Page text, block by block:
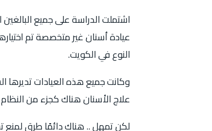
اشتملت الدراسة على جميع
عيادة أسنان غير متخصصة تم
النوع في الكويت.
وكانت جميع هذه العيادات تديرها
علاج الأسنان هناك كجزء من
لكن تمهل .. هناك دائمًا طرق لمنع